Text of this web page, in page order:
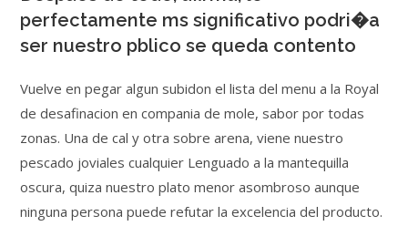
perfectamente ms significativo podri�a
ser nuestro pblico se queda contento
Vuelve en pegar algun subidon el lista del menu a la Royal
de desafinacion en compania de mole, sabor por todas
zonas. Una de cal y otra sobre arena, viene nuestro
pescado joviales cualquier Lenguado a la mantequilla
oscura, quiza nuestro plato menor asombroso aunque
ninguna persona puede refutar la excelencia del producto.